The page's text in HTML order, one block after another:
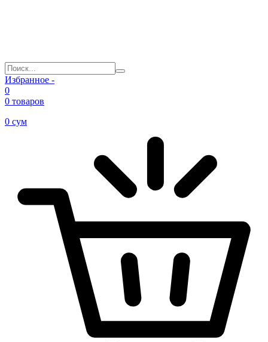
Избранное -
0
0 товаров
0 сум